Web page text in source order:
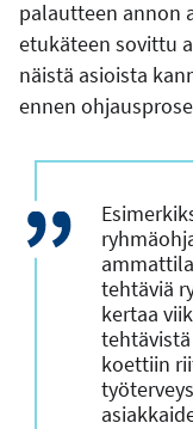
palautteen annon
etukäteen sovittu
näistä asioista
ennen
tehtäviä
kertaa
koettiin